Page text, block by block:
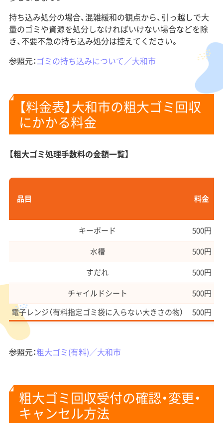
持ち込み処分の場合、混雑緩和の観点から、引っ越しで大
量のゴミや資源を処分しなければいけない場合などを除
き、不要不急の持ち込み処分は控えてください。
参照元：ゴミの持ち込みについて／大和市
【料金表】大和市の粗大ゴミ回収
にかかる料金
【粗大ゴミ処理手数料の金額一覧】
品目 料金
キーボード
500円
水槽
500円
すだれ
500円
チャイルドシート
500円
電子レンジ（有料指定ゴミ袋に入らない大きさの物）
500円
参照元：粗大ゴミ(有料)／大和市
粗大ゴミ回収受付の確認・変更・
キャンセル方法